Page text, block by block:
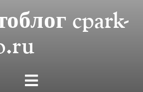
cpark-